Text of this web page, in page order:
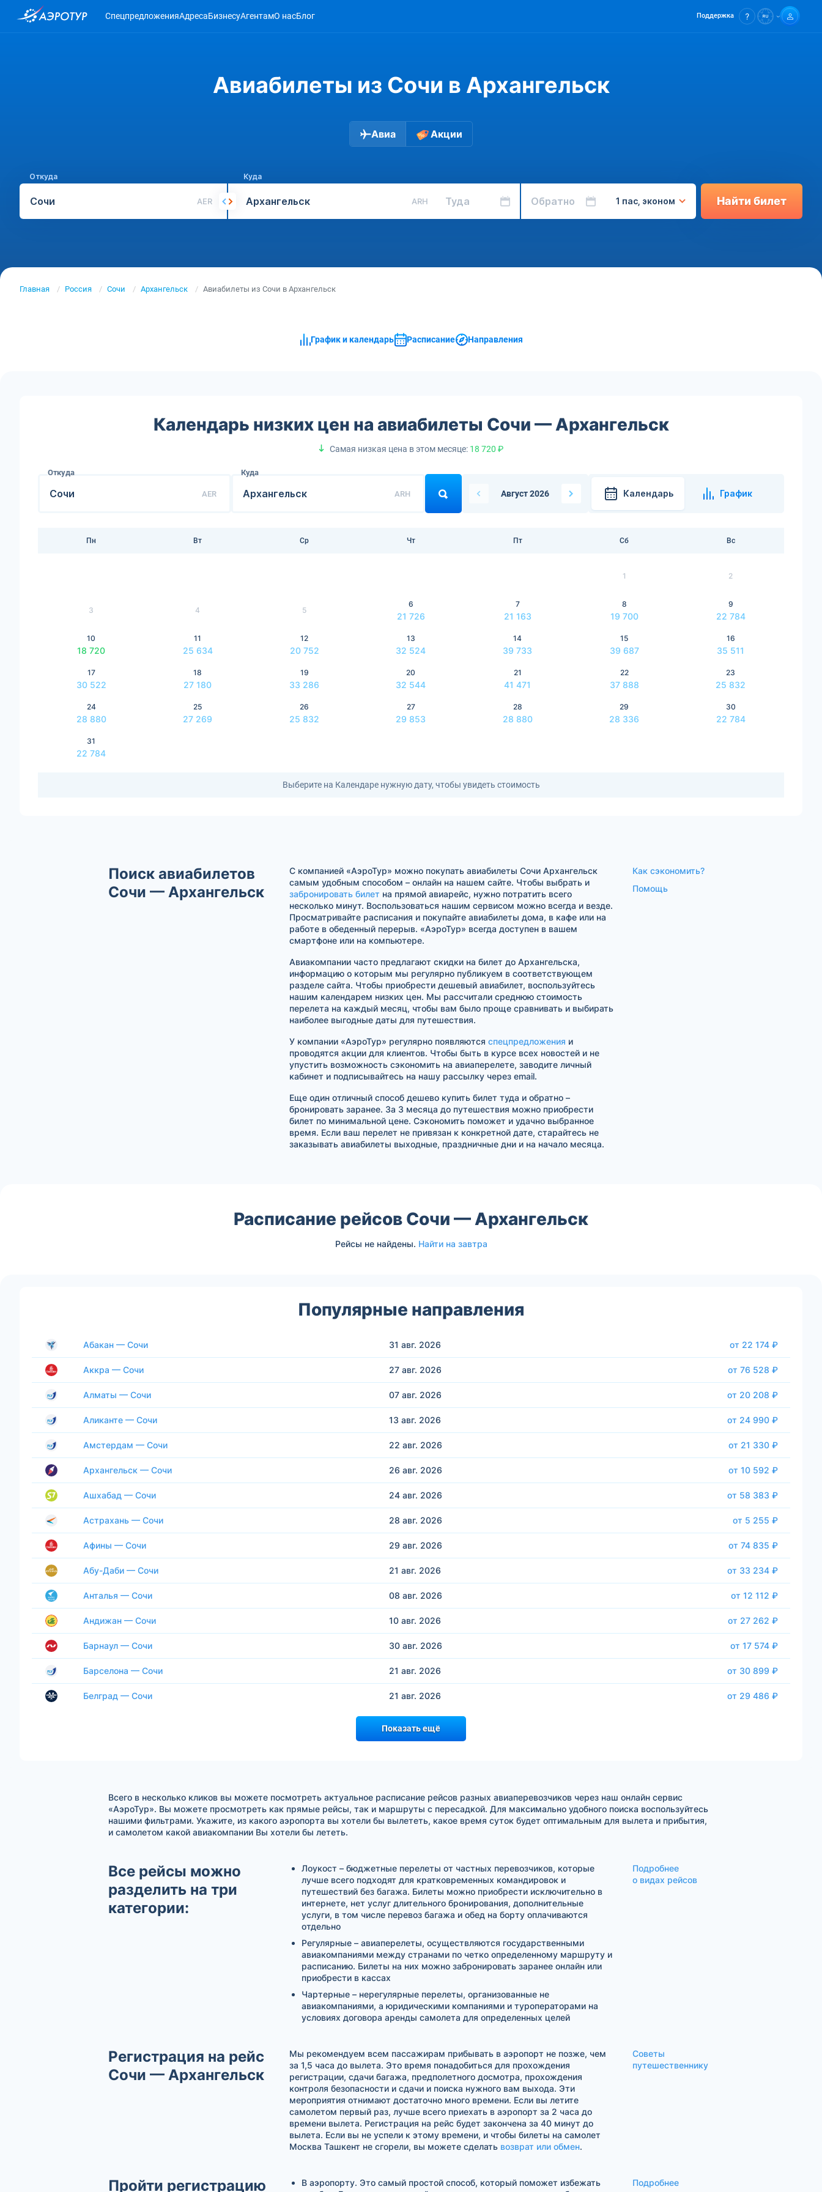
СпецпредложенияАдресаБизнесуАгентамО насБлог Поддержка
Авиабилеты из Сочи в Архангельск
Авиа Акции
Откуда
AER
Куда
ARH Туда Обратно 1 пас, эконом Найти билет
Главная Россия Сочи Архангельск Авиабилеты из Сочи в Архангельск
График и календарь Расписание Направления
Календарь низких цен на авиабилеты Сочи — Архангельск
Самая низкая цена в этом месяце: 18 720 ₽
Откуда
AER
Куда
ARH Август 2026 Календарь График
Пн Вт Ср Чт Пт Сб Вс
1 2
3 4 5
6
21 726
7
21 163
8
19 700
9
22 784
10
18 720
11
25 634
12
20 752
13
32 524
14
39 733
15
39 687
16
35 511
17
30 522
18
27 180
19
33 286
20
32 544
21
41 471
22
37 888
23
25 832
24
28 880
25
27 269
26
25 832
27
29 853
28
28 880
29
28 336
30
22 784
31
22 784
Выберите на Календаре нужную дату, чтобы увидеть стоимость
Поиск авиабилетов
Сочи — Архангельск
С компанией «АэроТур» можно покупать авиабилеты Сочи Архангельск
самым удобным способом – онлайн на нашем сайте. Чтобы выбрать и
забронировать билет на прямой авиарейс, нужно потратить всего
несколько минут. Воспользоваться нашим сервисом можно всегда и везде.
Просматривайте расписания и покупайте авиабилеты дома, в кафе или на
работе в обеденный перерыв. «АэроТур» всегда доступен в вашем
смартфоне или на компьютере.
Авиакомпании часто предлагают скидки на билет до Архангельска,
информацию о которым мы регулярно публикуем в соответствующем
разделе сайта. Чтобы приобрести дешевый авиабилет, воспользуйтесь
нашим календарем низких цен. Мы рассчитали среднюю стоимость
перелета на каждый месяц, чтобы вам было проще сравнивать и выбирать
наиболее выгодные даты для путешествия.
У компании «АэроТур» регулярно появляются спецпредложения и
проводятся акции для клиентов. Чтобы быть в курсе всех новостей и не
упустить возможность сэкономить на авиаперелете, заводите личный
кабинет и подписывайтесь на нашу рассылку через email.
Еще один отличный способ дешево купить билет туда и обратно –
бронировать заранее. За 3 месяца до путешествия можно приобрести
билет по минимальной цене. Сэкономить поможет и удачно выбранное
время. Если ваш перелет не привязан к конкретной дате, старайтесь не
заказывать авиабилеты выходные, праздничные дни и на начало месяца.
Как сэкономить?
Помощь
Расписание рейсов Сочи — Архангельск
Рейсы не найдены. Найти на завтра
Популярные направления
Абакан — Сочи 31 авг. 2026 от 22 174 ₽
Аккра — Сочи 27 авг. 2026 от 76 528 ₽
Алматы — Сочи 07 авг. 2026 от 20 208 ₽
Аликанте — Сочи 13 авг. 2026 от 24 990 ₽
Амстердам — Сочи 22 авг. 2026 от 21 330 ₽
Архангельск — Сочи 26 авг. 2026 от 10 592 ₽
Ашхабад — Сочи 24 авг. 2026 от 58 383 ₽
Астрахань — Сочи 28 авг. 2026 от 5 255 ₽
Афины — Сочи 29 авг. 2026 от 74 835 ₽
Абу-Даби — Сочи 21 авг. 2026 от 33 234 ₽
Анталья — Сочи 08 авг. 2026 от 12 112 ₽
Андижан — Сочи 10 авг. 2026 от 27 262 ₽
Барнаул — Сочи 30 авг. 2026 от 17 574 ₽
Барселона — Сочи 21 авг. 2026 от 30 899 ₽
Белград — Сочи 21 авг. 2026 от 29 486 ₽
Показать ещё
Всего в несколько кликов вы можете посмотреть актуальное расписание рейсов разных авиаперевозчиков через наш онлайн сервис
«АэроТур». Вы можете просмотреть как прямые рейсы, так и маршруты с пересадкой. Для максимально удобного поиска воспользуйтесь
нашими фильтрами. Укажите, из какого аэропорта вы хотели бы вылететь, какое время суток будет оптимальным для вылета и прибытия,
и самолетом какой авиакомпании Вы хотели бы лететь.
Все рейсы можно
разделить на три
категории:
Лоукост – бюджетные перелеты от частных перевозчиков, которые
лучше всего подходят для кратковременных командировок и
путешествий без багажа. Билеты можно приобрести исключительно в
интернете, нет услуг длительного бронирования, дополнительные
услуги, в том числе перевоз багажа и обед на борту оплачиваются
отдельно
Регулярные – авиаперелеты, осуществляются государственными
авиакомпаниями между странами по четко определенному маршруту и
расписанию. Билеты на них можно забронировать заранее онлайн или
приобрести в кассах
Чартерные – нерегулярные перелеты, организованные не
авиакомпаниями, а юридическими компаниями и туроператорами на
условиях договора аренды самолета для определенных целей
Подробнее
о видах рейсов
Регистрация на рейс
Сочи — Архангельск
Мы рекомендуем всем пассажирам прибывать в аэропорт не позже, чем
за 1,5 часа до вылета. Это время понадобиться для прохождения
регистрации, сдачи багажа, предполетного досмотра, прохождения
контроля безопасности и сдачи и поиска нужного вам выхода. Эти
мероприятия отнимают достаточно много времени. Если вы летите
самолетом первый раз, лучше всего приехать в аэропорт за 2 часа до
времени вылета. Регистрация на рейс будет закончена за 40 минут до
вылета. Если вы не успели к этому времени, и чтобы билеты на самолет
Москва Ташкент не сгорели, вы можете сделать возврат или обмен.
Советы
путешественнику
Пройти регистрацию
В аэропорту. Это самый простой способ, который поможет избежать
Подробнее